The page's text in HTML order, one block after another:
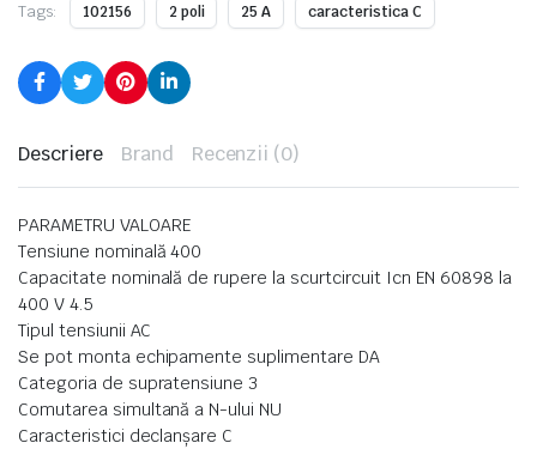
Tags: 102156 2 poli 25 A caracteristica C
Descriere Brand Recenzii (0)
PARAMETRU VALOARE
Tensiune nominală 400
Capacitate nominală de rupere la scurtcircuit Icn EN 60898 la
400 V 4.5
Tipul tensiunii AC
Se pot monta echipamente suplimentare DA
Categoria de supratensiune 3
Comutarea simultană a N-ului NU
Caracteristici declanşare C